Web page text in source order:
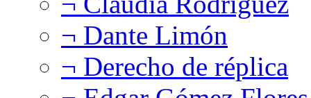
¬ Dante Limón
¬ Derecho de réplica